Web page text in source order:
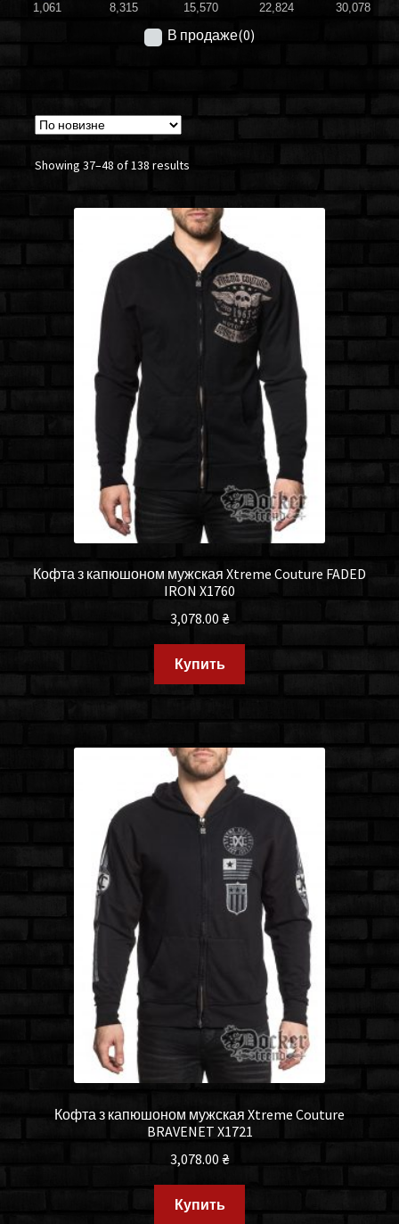
1,061 8,315 15,570 22,824 30,078
В продаже(0)
Showing 37–48 of 138 results
Кофта з капюшоном мужская Xtreme Couture FADED
IRON X1760
3,078.00₴
Купить
Кофта з капюшоном мужская Xtreme Couture
BRAVENET X1721
3,078.00 ₴
Купить